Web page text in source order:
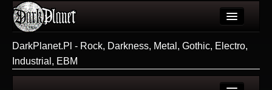
Użytkownicy
DarkPlanet.Pl - Rock, Darkness, Metal, Gothic, Electro,
Industrial, EBM